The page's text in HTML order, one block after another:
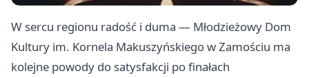
W sercu regionu radość i duma — Młodzieżowy Dom
Kultury im. Kornela Makuszyńskiego w Zamościu ma
kolejne powody do satysfakcji po finałach